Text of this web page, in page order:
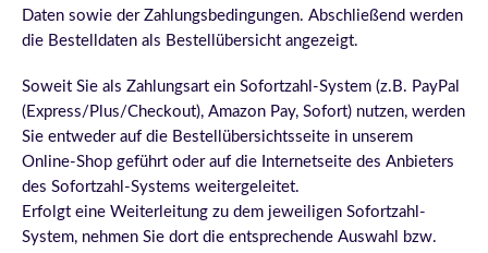
Daten sowie der Zahlungsbedingungen. Abschließend werden
die Bestelldaten als Bestellübersicht angezeigt.
Soweit Sie als Zahlungsart ein Sofortzahl-System (z.B. PayPal
(Express/Plus/Checkout), Amazon Pay, Sofort) nutzen, werden
Sie entweder auf die Bestellübersichtsseite in unserem
Online-Shop geführt oder auf die Internetseite des Anbieters
des Sofortzahl-Systems weitergeleitet.
Erfolgt eine Weiterleitung zu dem jeweiligen Sofortzahl-
System, nehmen Sie dort die entsprechende Auswahl bzw.